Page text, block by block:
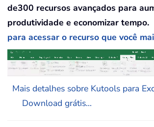
de300 recursos avançados para
produtividade e economizar tempo.
para acessar o recurso que você
Mais detalhes sobre Kutools para
Download grátis...